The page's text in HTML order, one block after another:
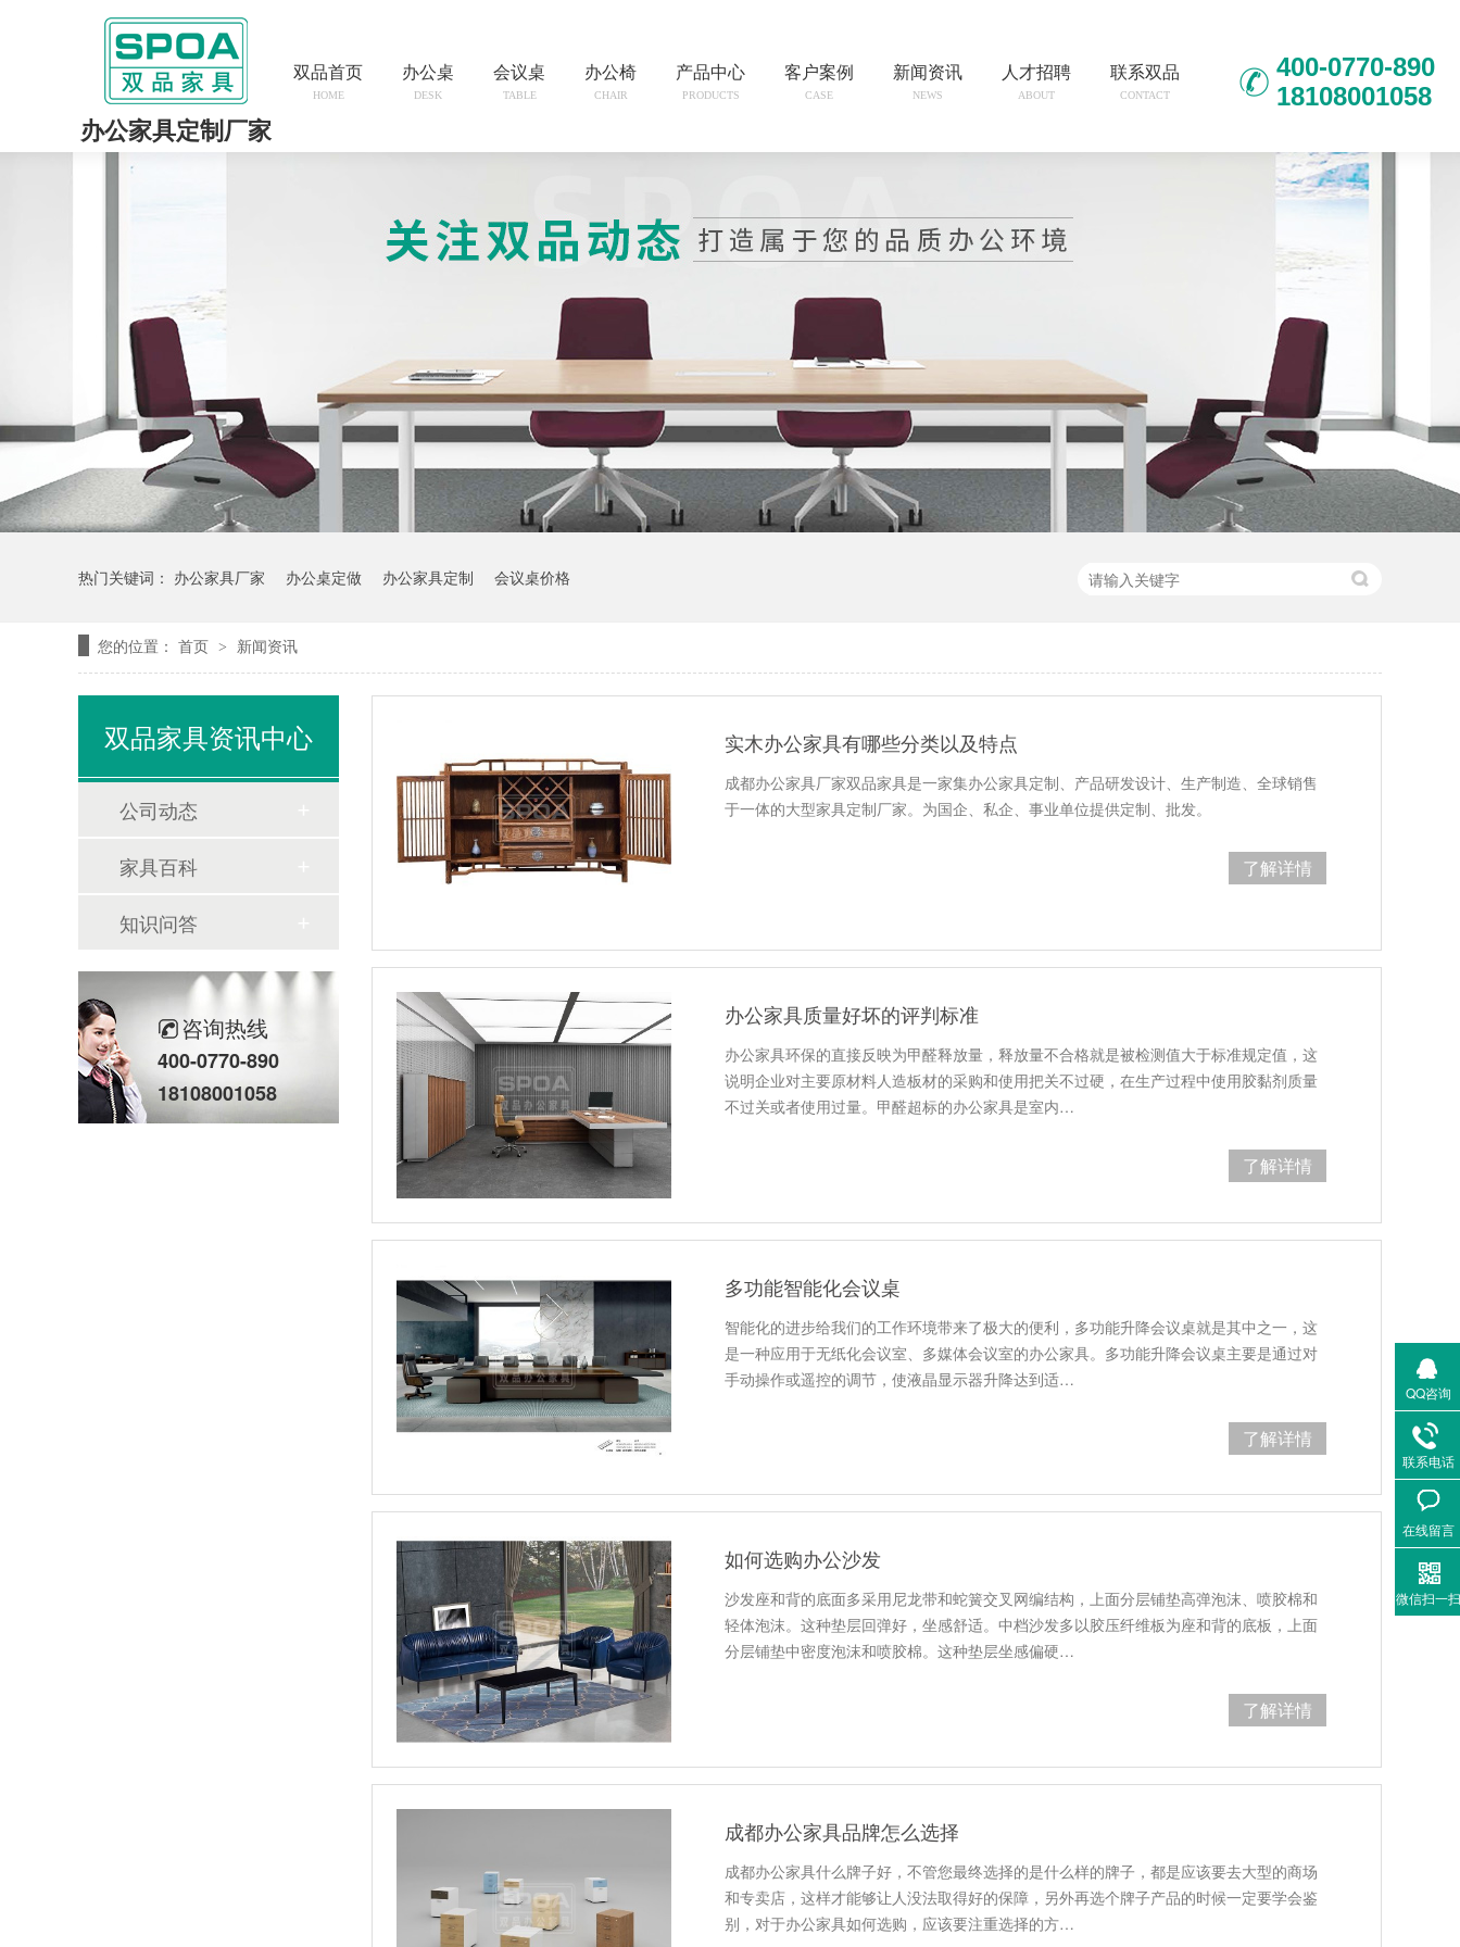
办公家具定制厂家
双品首页
HOME
办公桌
DESK
会议桌
TABLE
办公椅
CHAIR
产品中心
PRODUCTS
客户案例
CASE
新闻资讯
NEWS
人才招聘
ABOUT
联系双品
CONTACT
400-0770-890
18108001058
热门关键词： 办公家具厂家 办公桌定做 办公家具定制 会议桌价格
您的位置： 首页 > 新闻资讯
实木办公家具有哪些分类以及特点
成都办公家具厂家双品家具是一家集办公家具定制、产品研发设计、生产制造、全球销售
于一体的大型家具定制厂家。为国企、私企、事业单位提供定制、批发。
了解详情
办公家具质量好坏的评判标准
办公家具环保的直接反映为甲醛释放量，释放量不合格就是被检测值大于标准规定值，这
说明企业对主要原材料人造板材的采购和使用把关不过硬，在生产过程中使用胶黏剂质量
不过关或者使用过量。甲醛超标的办公家具是室内…
了解详情
多功能智能化会议桌
智能化的进步给我们的工作环境带来了极大的便利，多功能升降会议桌就是其中之一，这
是一种应用于无纸化会议室、多媒体会议室的办公家具。多功能升降会议桌主要是通过对
手动操作或遥控的调节，使液晶显示器升降达到适…
了解详情
如何选购办公沙发
沙发座和背的底面多采用尼龙带和蛇簧交叉网编结构，上面分层铺垫高弹泡沫、喷胶棉和
轻体泡沫。这种垫层回弹好，坐感舒适。中档沙发多以胶压纤维板为座和背的底板，上面
分层铺垫中密度泡沫和喷胶棉。这种垫层坐感偏硬…
了解详情
成都办公家具品牌怎么选择
成都办公家具什么牌子好，不管您最终选择的是什么样的牌子，都是应该要去大型的商场
和专卖店，这样才能够让人没法取得好的保障，另外再选个牌子产品的时候一定要学会鉴
别，对于办公家具如何选购，应该要注重选择的方…
双品家具资讯中心
公司动态
家具百科
知识问答
咨询热线
400-0770-890
18108001058
QQ咨询
联系电话
在线留言
微信扫一扫